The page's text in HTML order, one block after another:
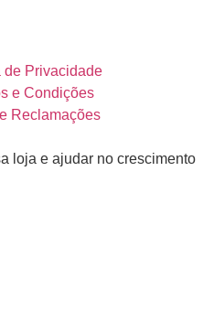
de Privacidade
e Condições
Reclamações
loja e ajudar no crescimento